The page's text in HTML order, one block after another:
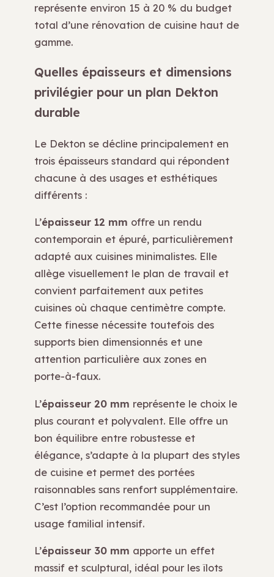
représente environ 15 à 20 % du budget
total d’une rénovation de cuisine haut de
gamme.
Quelles épaisseurs et dimensions
privilégier pour un plan Dekton
durable
Le Dekton se décline principalement en
trois épaisseurs standard qui répondent
chacune à des usages et esthétiques
différents :
L’épaisseur 12 mm offre un rendu
contemporain et épuré, particulièrement
adapté aux cuisines minimalistes. Elle
allège visuellement le plan de travail et
convient parfaitement aux petites
cuisines où chaque centimètre compte.
Cette finesse nécessite toutefois des
supports bien dimensionnés et une
attention particulière aux zones en
porte-à-faux.
L’épaisseur 20 mm représente le choix le
plus courant et polyvalent. Elle offre un
bon équilibre entre robustesse et
élégance, s’adapte à la plupart des styles
de cuisine et permet des portées
raisonnables sans renfort supplémentaire.
C’est l’option recommandée pour un
usage familial intensif.
L’épaisseur 30 mm apporte un effet
massif et sculptural, idéal pour les îlots